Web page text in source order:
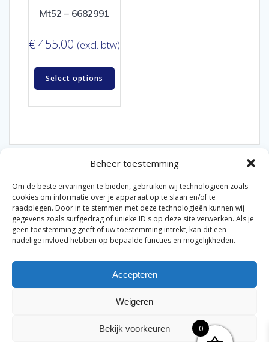
Beheer toestemming
Om de beste ervaringen te bieden, gebruiken wij technologieën zoals
cookies om informatie over je apparaat op te slaan en/of te
raadplegen. Door in te stemmen met deze technologieën kunnen wij
gegevens zoals surfgedrag of unieke ID's op deze site verwerken. Als je
geen toestemming geeft of uw toestemming intrekt, kan dit een
nadelige invloed hebben op bepaalde functies en mogelijkheden.
Accepteren
Weigeren
Bekijk voorkeuren
Mt52 – 6682991
€ 455,00 (excl. btw)
Select options
© 2026 Van der Bel Las en Radiateurenbedrijf.
Privacyverklaring|Cookiebeleid|Retourbeleid|
Algemene voorwaarden voor consumenten
genoemd. Geen officiële samenwerking tenzij anders
0